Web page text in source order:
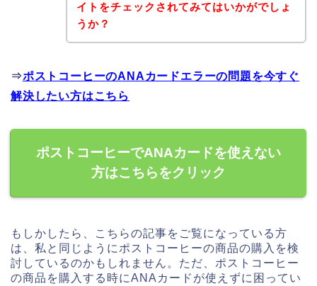
イトをチェックされてみてはいかがでしょ
うか？
⇒ポストコーヒーのANAカードエラーの問題を今すぐ
解決したい方はこちら
ポストコーヒーでANAカードを使えない
方はこちらをクリック
もしかしたら、こちらの記事をご覧になっている方
は、私と同じようにポストコーヒーの商品の購入を検
討しているのかもしれません。ただ、ポストコーヒー
の商品を購入する時にANAカードが使えずに困ってい